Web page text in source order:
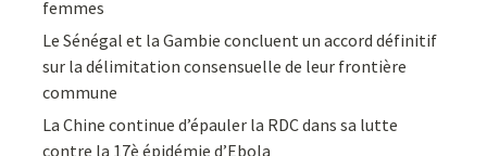
femmes
Le Sénégal et la Gambie concluent un accord définitif
sur la délimitation consensuelle de leur frontière
commune
La Chine continue d’épauler la RDC dans sa lutte
contre la 17è épidémie d’Ebola